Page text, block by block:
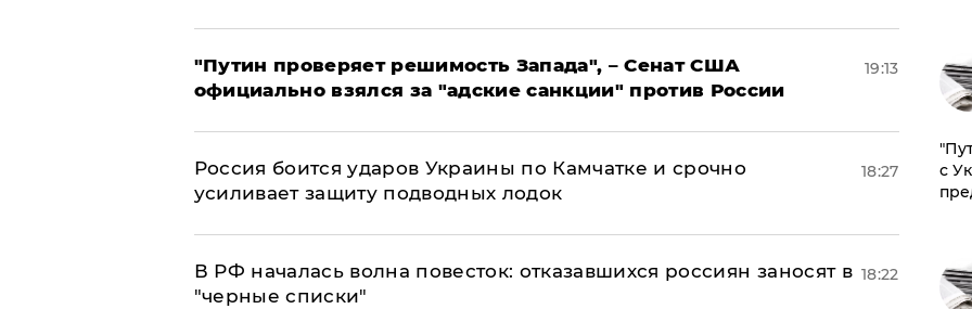
"Путин проверяет решимость Запада", – Сенат США
официально взялся за "адские санкции" против России
19:13
Россия боится ударов Украины по Камчатке и срочно
усиливает защиту подводных лодок
18:27
​В РФ началась волна повесток: отказавшихся россиян заносят в
"черные списки"
18:22
с